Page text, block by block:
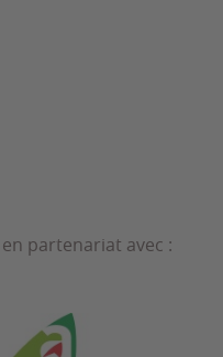
partenariat avec :